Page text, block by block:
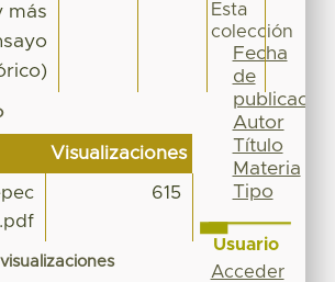
más
Visualizaciones
615
Esta
colección
Fecha
de
publicación
Autor
Título
Materia
Tipo
Usuario
Acceder